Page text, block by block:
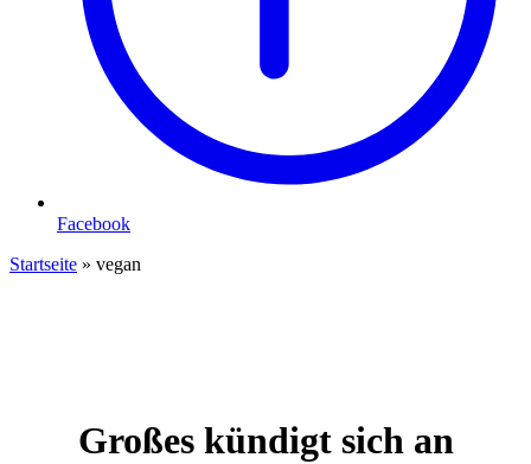
Facebook
Startseite » vegan
Großes kündigt sich an